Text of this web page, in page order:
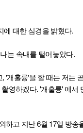
에 대한 심경을 밝혔다.
는 속내를 털어놓았다.
'개훌륭'을 할 때는 저는
영하겠다. '개훌륭' 에
고 지난 6월 17일 방송